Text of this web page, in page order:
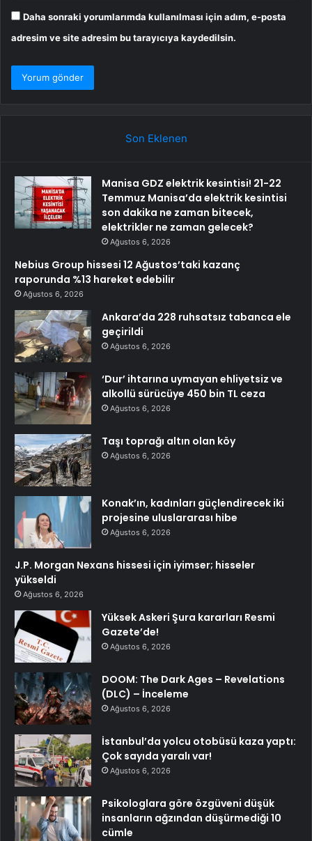
Daha sonraki yorumlarımda kullanılması için adım, e-posta
adresim ve site adresim bu tarayıcıya kaydedilsin.
Son Eklenen
Manisa GDZ elektrik kesintisi! 21-22
Temmuz Manisa’da elektrik kesintisi
son dakika ne zaman bitecek,
elektrikler ne zaman gelecek?
Ağustos 6, 2026
Nebius Group hissesi 12 Ağustos’taki kazanç
raporunda %13 hareket edebilir
Ağustos 6, 2026
Ankara’da 228 ruhsatsız tabanca ele
geçirildi
Ağustos 6, 2026
‘Dur’ ihtarına uymayan ehliyetsiz ve
alkollü sürücüye 450 bin TL ceza
Ağustos 6, 2026
Taşı toprağı altın olan köy
Ağustos 6, 2026
Konak’ın, kadınları güçlendirecek iki
projesine uluslararası hibe
Ağustos 6, 2026
J.P. Morgan Nexans hissesi için iyimser; hisseler
yükseldi
Ağustos 6, 2026
Yüksek Askeri Şura kararları Resmi
Gazete’de!
Ağustos 6, 2026
DOOM: The Dark Ages – Revelations
(DLC) – İnceleme
Ağustos 6, 2026
İstanbul’da yolcu otobüsü kaza yaptı:
Çok sayıda yaralı var!
Ağustos 6, 2026
Psikologlara göre özgüveni düşük
insanların ağzından düşürmediği 10
cümle